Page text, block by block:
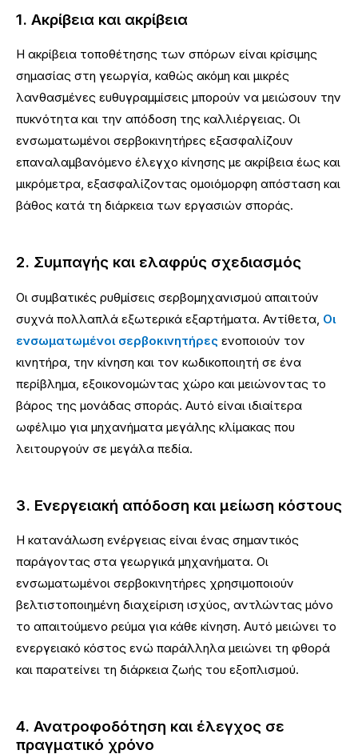
1. Ακρίβεια και ακρίβεια
Η ακρίβεια τοποθέτησης των σπόρων είναι κρίσιμης
σημασίας στη γεωργία, καθώς ακόμη και μικρές
λανθασμένες ευθυγραμμίσεις μπορούν να μειώσουν την
πυκνότητα και την απόδοση της καλλιέργειας. Οι
ενσωματωμένοι σερβοκινητήρες εξασφαλίζουν
επαναλαμβανόμενο έλεγχο κίνησης με ακρίβεια έως και
μικρόμετρα, εξασφαλίζοντας ομοιόμορφη απόσταση και
βάθος κατά τη διάρκεια των εργασιών σποράς.
2. Συμπαγής και ελαφρύς σχεδιασμός
Οι συμβατικές ρυθμίσεις σερβομηχανισμού απαιτούν
συχνά πολλαπλά εξωτερικά εξαρτήματα. Αντίθετα, Οι
ενσωματωμένοι σερβοκινητήρες ενοποιούν τον
κινητήρα, την κίνηση και τον κωδικοποιητή σε ένα
περίβλημα, εξοικονομώντας χώρο και μειώνοντας το
βάρος της μονάδας σποράς. Αυτό είναι ιδιαίτερα
ωφέλιμο για μηχανήματα μεγάλης κλίμακας που
λειτουργούν σε μεγάλα πεδία.
3. Ενεργειακή απόδοση και μείωση κόστους
Η κατανάλωση ενέργειας είναι ένας σημαντικός
παράγοντας στα γεωργικά μηχανήματα. Οι
ενσωματωμένοι σερβοκινητήρες χρησιμοποιούν
βελτιστοποιημένη διαχείριση ισχύος, αντλώντας μόνο
το απαιτούμενο ρεύμα για κάθε κίνηση. Αυτό μειώνει το
ενεργειακό κόστος ενώ παράλληλα μειώνει τη φθορά
και παρατείνει τη διάρκεια ζωής του εξοπλισμού.
4. Ανατροφοδότηση και έλεγχος σε
πραγματικό χρόνο